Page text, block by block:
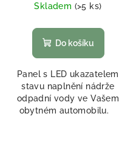
Skladem (>5 ks)
Do košíku
Panel s LED ukazatelem
stavu naplnění nádrže
odpadní vody ve Vašem
obytném automobilu.